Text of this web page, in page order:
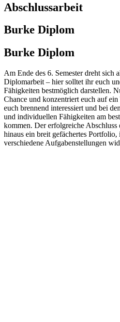
Abschlussarbeit
Burke Diplom
Burke Diplom
Am Ende des 6. Semester dreht sich
Diplomarbeit – hier solltet ihr euch
Fähigkeiten bestmöglich darstellen.
Chance und konzentriert euch auf ein
euch brennend interessiert und bei
und individuellen Fähigkeiten am
kommen. Der erfolgreiche Abschluss
hinaus ein breit gefächertes Portfolio,
verschiedene Aufgabenstellungen